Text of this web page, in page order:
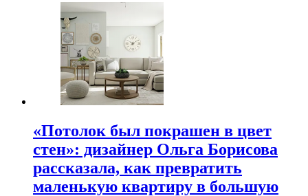
«Потолок был покрашен в цвет
стен»: дизайнер Ольга Борисова
рассказала, как превратить
маленькую квартиру в большую